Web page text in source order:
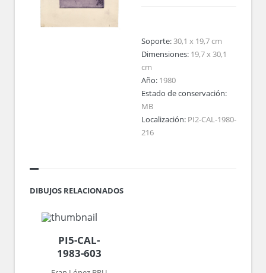
Soporte:30,1 x 19,7 cm
Dimensiones: 19,7 x 30,1
cm
Año: 1980
Estado de conservación:
MB
Localización: PI2-CAL-1980-
216
DIBUJOS RELACIONADOS
PI5-CAL-
1983-603